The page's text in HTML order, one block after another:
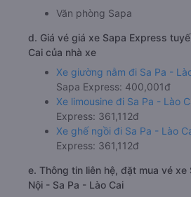
Văn phòng Sapa
d. Giá vé giá xe Sapa Express
Cai của nhà xe
Xe giường nằm đi Sa Pa -
Sapa Express: 400,001đ
Xe limousine đi Sa Pa - Lào
Express: 361,112đ
Xe ghế ngồi đi Sa Pa - Lào
Express: 361,112đ
e. Thông tin liên hệ, đặt mua vé xe
Nội - Sa Pa - Lào Cai